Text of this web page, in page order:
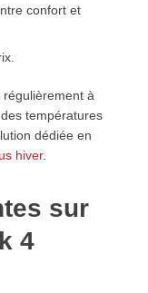
confort et
à
températures
dédiée en
hiver.
sur
4